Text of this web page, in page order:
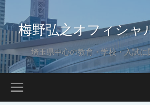
梅野弘之オフィシャ
埼玉県中心の教育・学校・入試に